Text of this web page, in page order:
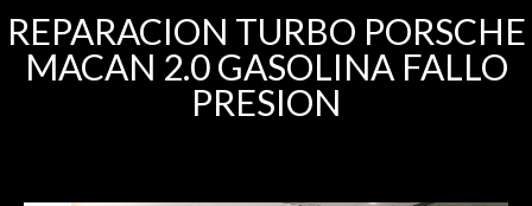
REPARACION TURBO PORSCHE
MACAN 2.0 GASOLINA FALLO
PRESION